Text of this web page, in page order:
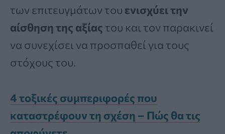
των επιτευγμάτων του ενισχύει την
αίσθηση της αξίας του και τον παρακινεί
να συνεχίσει να προσπαθεί για τους
στόχους του.
4 τοξικές συμπεριφορές που
καταστρέφουν τη σχέση – Πώς θα τις